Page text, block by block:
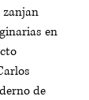
en
de